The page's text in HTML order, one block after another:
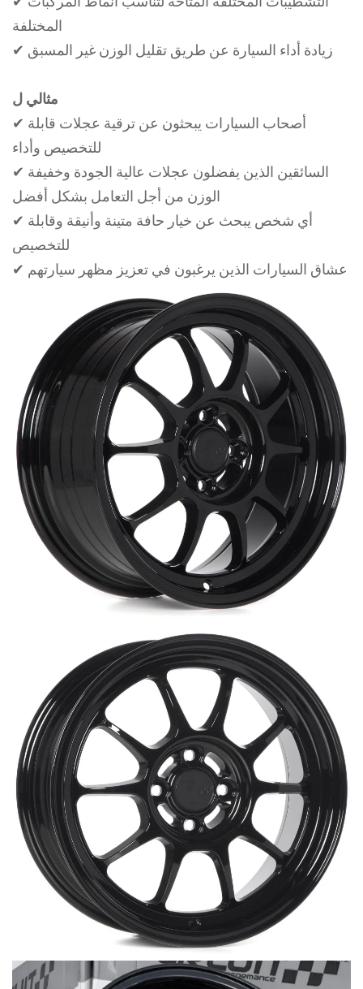
المختلفة
✔ زيادة أداء السيارة عن طريق تقليل الوزن غير المسبق
مثالي ل
✔ أصحاب السيارات يبحثون عن ترقية عجلات قابلة
للتخصيص وأداء
✔ السائقين الذين يفضلون عجلات عالية الجودة وخفيفة
الوزن من أجل التعامل بشكل أفضل
✔ أي شخص يبحث عن خيار حافة متينة وأنيقة وقابلة
للتخصيص
✔ عشاق السيارات الذين يرغبون في تعزيز مظهر سيارتهم